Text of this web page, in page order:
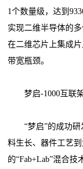
1个数量级，达到
实现二维半导体的
在二维芯片上集成
带宽瓶颈。
梦启-1000互联架
“梦启”的成功研
料生长、器件工艺
的“Fab+Lab”混合